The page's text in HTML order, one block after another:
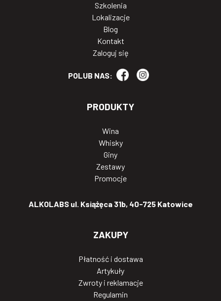
Szkolenia
Lokalizacje
Blog
Kontakt
Zaloguj się
POLUB NAS:
PRODUKTY
Wina
Whisky
Giny
Zestawy
Promocje
ALKOLABS ul. Książęca 31b, 40-725 Katowice
ZAKUPY
Płatność i dostawa
Artykuły
Zwroty i reklamacje
Regulamin